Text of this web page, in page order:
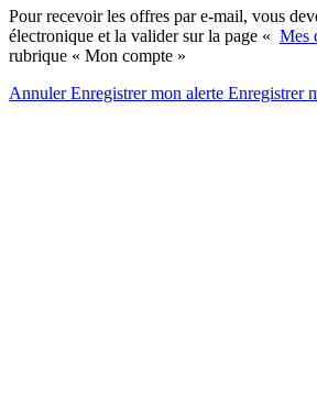
Pour recevoir les offres par e-mail, vous
électronique et la valider sur la page « Mes
rubrique « Mon compte »
AnnulerEnregistrer mon alerte Enregistrer